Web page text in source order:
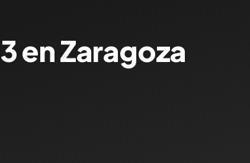
en Zaragoza